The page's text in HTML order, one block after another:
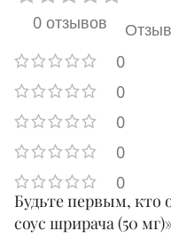
0 отзывов
0
0
0
0
0
Будьте первым, кто
соус шрирача (50